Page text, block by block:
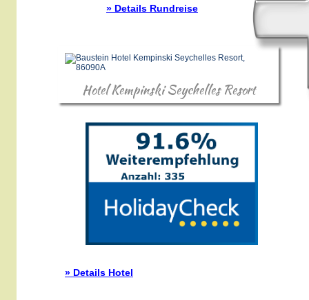
» Details Rundreise
Hotel Kempinski Seychelles Resort
» Details Hotel